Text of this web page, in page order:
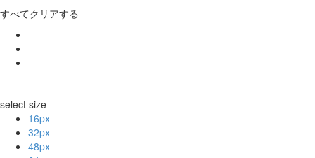
すべてクリアする
select size
16px
32px
48px